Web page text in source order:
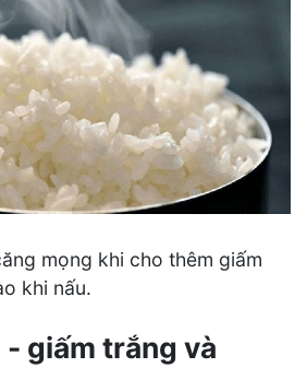
mọng khi cho thêm giấm
khi nấu.
- giấm trắng và